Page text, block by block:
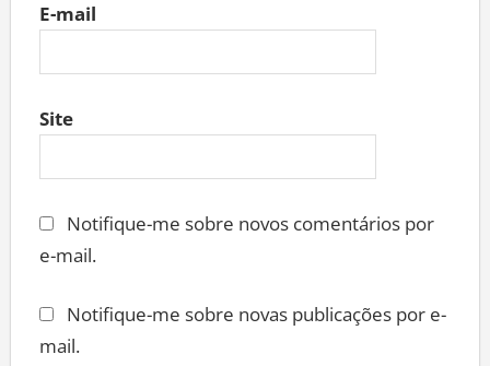
E-mail
Site
Notifique-me sobre novos comentários por
e-mail.
Notifique-me sobre novas publicações por e-
mail.